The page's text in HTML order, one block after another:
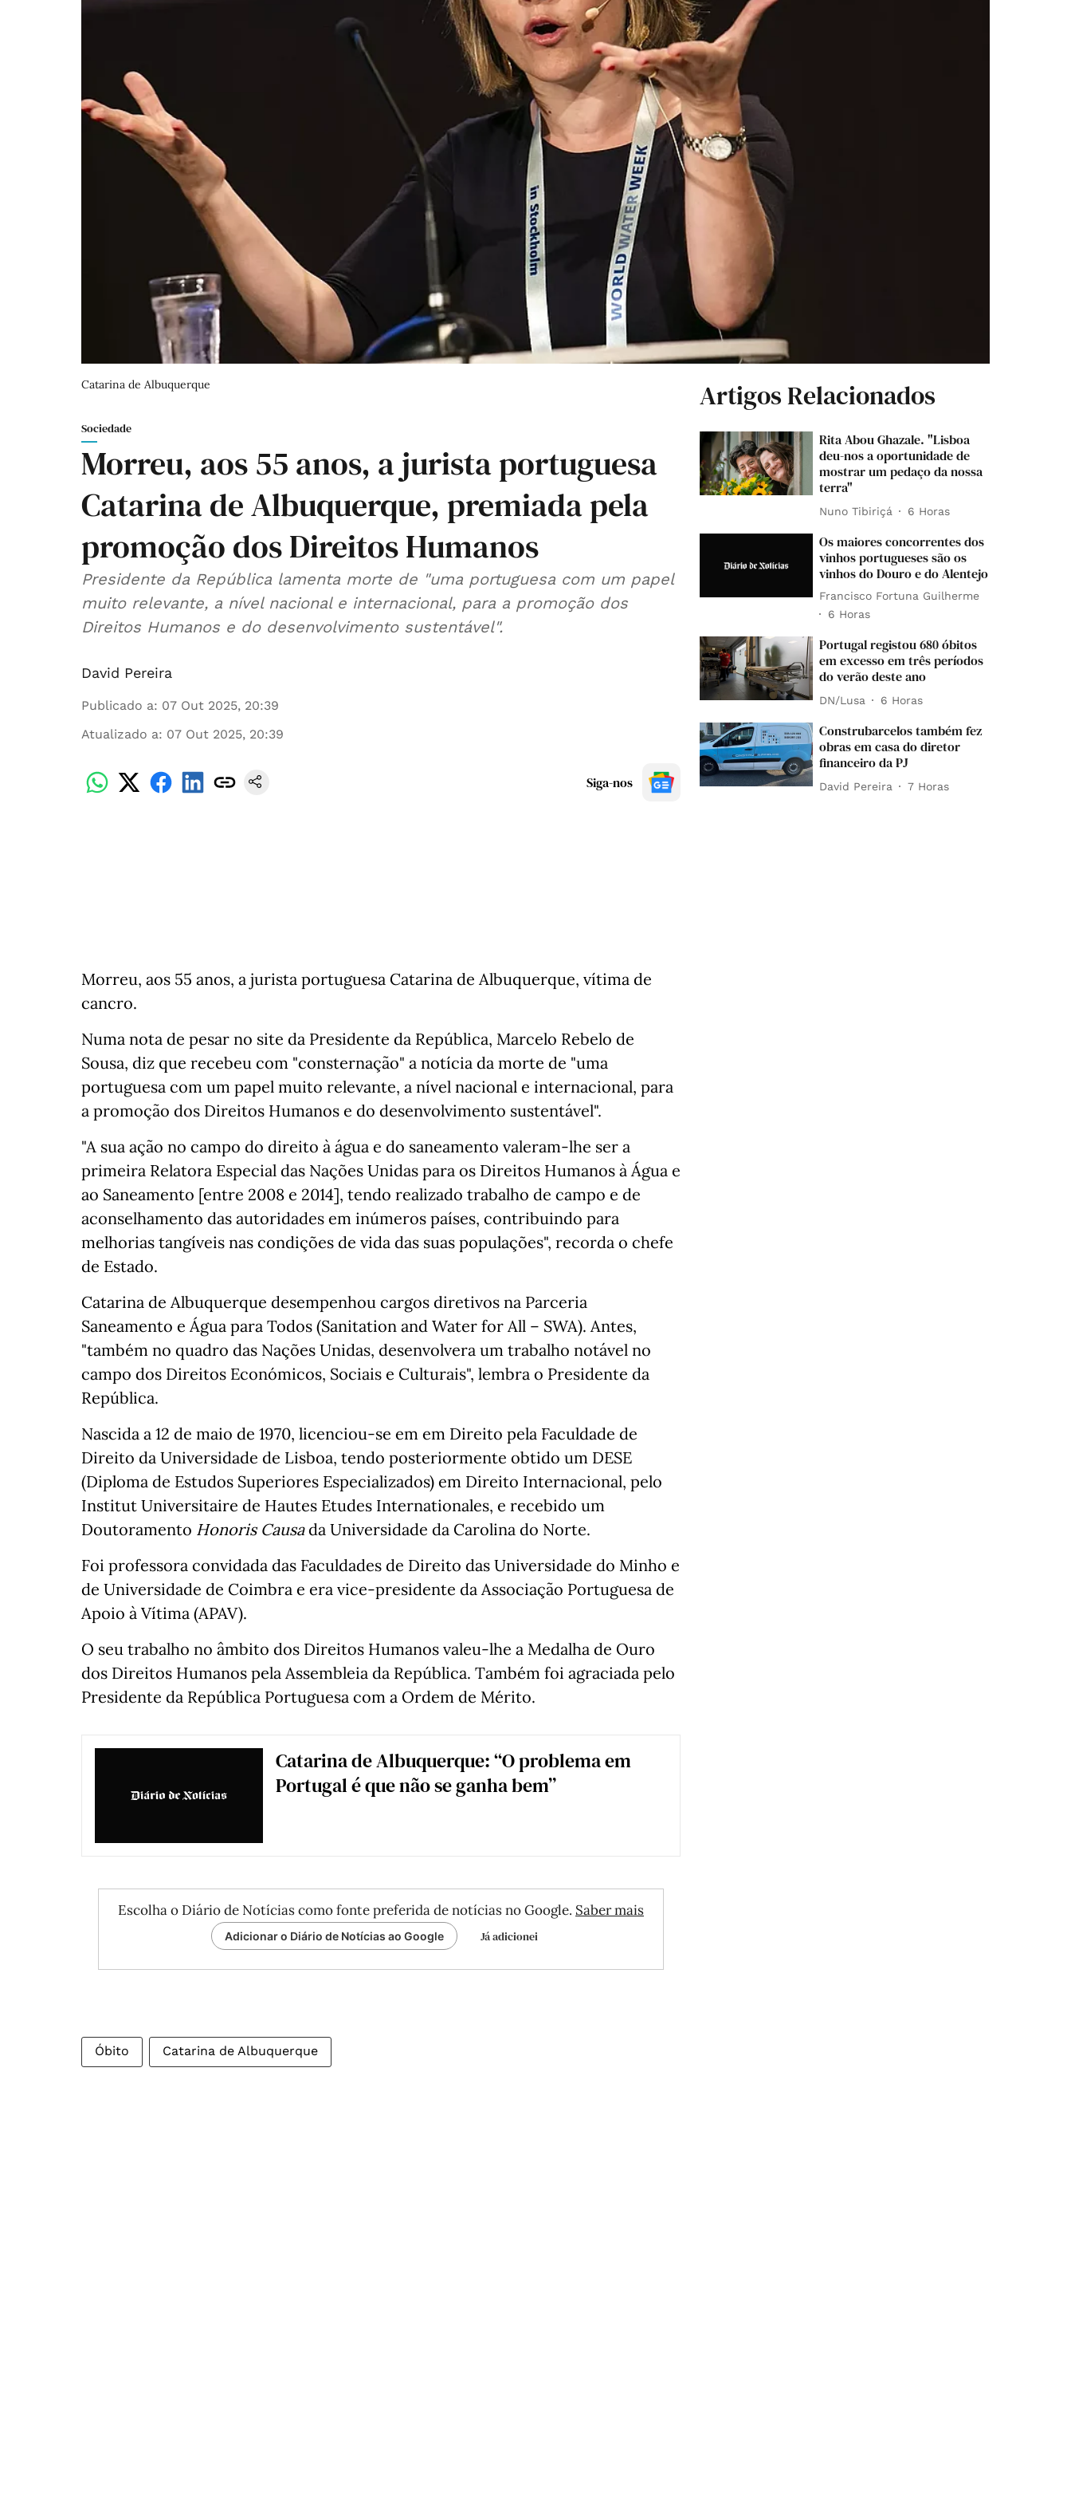
Catarina de Albuquerque
Sociedade
Morreu, aos 55 anos, a jurista portuguesa
Catarina de Albuquerque, premiada pela
promoção dos Direitos Humanos
Presidente da República lamenta morte de "uma portuguesa com um papel
muito relevante, a nível nacional e internacional, para a promoção dos
Direitos Humanos e do desenvolvimento sustentável".
David Pereira
Publicado a: 07 Out 2025, 20:39
Atualizado a: 07 Out 2025, 20:39
Siga-nos
Morreu, aos 55 anos, a jurista portuguesa Catarina de Albuquerque, vítima de
cancro.
Numa nota de pesar no site da Presidente da República, Marcelo Rebelo de
Sousa, diz que recebeu com "consternação" a notícia da morte de "uma
portuguesa com um papel muito relevante, a nível nacional e internacional, para
a promoção dos Direitos Humanos e do desenvolvimento sustentável".
"A sua ação no campo do direito à água e do saneamento valeram-lhe ser a
primeira Relatora Especial das Nações Unidas para os Direitos Humanos à Água e
ao Saneamento [entre 2008 e 2014], tendo realizado trabalho de campo e de
aconselhamento das autoridades em inúmeros países, contribuindo para
melhorias tangíveis nas condições de vida das suas populações", recorda o chefe
de Estado.
Catarina de Albuquerque desempenhou cargos diretivos na Parceria
Saneamento e Água para Todos (Sanitation and Water for All – SWA). Antes,
"também no quadro das Nações Unidas, desenvolvera um trabalho notável no
campo dos Direitos Económicos, Sociais e Culturais", lembra o Presidente da
República.
Nascida a 12 de maio de 1970, licenciou-se em em Direito pela Faculdade de
Direito da Universidade de Lisboa, tendo posteriormente obtido um DESE
(Diploma de Estudos Superiores Especializados) em Direito Internacional, pelo
Institut Universitaire de Hautes Etudes Internationales, e recebido um
Doutoramento Honoris Causada Universidade da Carolina do Norte.
Foi professora convidada das Faculdades de Direito das Universidade do Minho e
de Universidade de Coimbra e era vice-presidente da Associação Portuguesa de
Apoio à Vítima (APAV).
O seu trabalho no âmbito dos Direitos Humanos valeu-lhe a Medalha de Ouro
dos Direitos Humanos pela Assembleia da República. Também foi agraciada pelo
Presidente da República Portuguesa com a Ordem de Mérito.
Catarina de Albuquerque: “O problema em
Portugal é que não se ganha bem”
Escolha o Diário de Notícias como fonte preferida de notícias no Google. Saber mais
Adicionar o Diário de Notícias ao Google Já adicionei
Óbito Catarina de Albuquerque
Artigos Relacionados
Rita Abou Ghazale. "Lisboa
deu-nos a oportunidade de
mostrar um pedaço da nossa
terra"
Nuno Tibiriçá 6 Horas
Os maiores concorrentes dos
vinhos portugueses são os
vinhos do Douro e do Alentejo
Francisco Fortuna Guilherme
6 Horas
Portugal registou 680 óbitos
em excesso em três períodos
do verão deste ano
DN/Lusa 6 Horas
Construbarcelos também fez
obras em casa do diretor
financeiro da PJ
David Pereira 7 Horas